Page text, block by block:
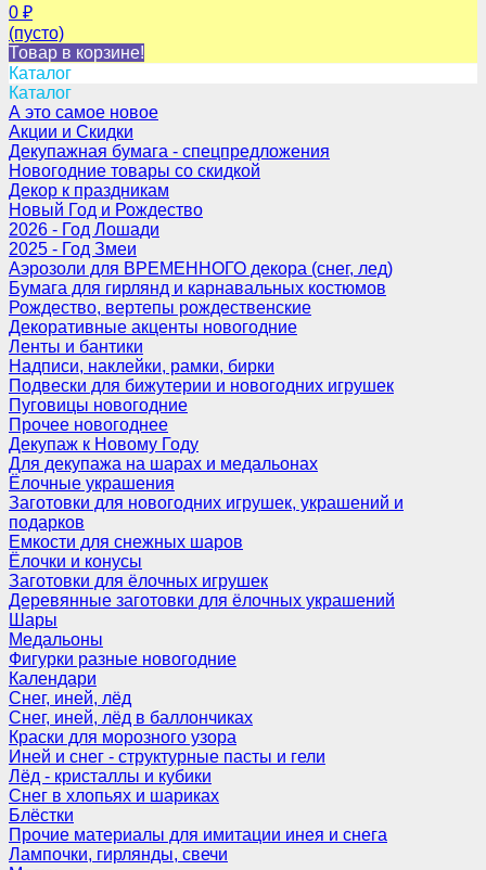
0 ₽
(пусто)
Товар в корзине!
Каталог
Каталог
А это самое новое
Акции и Скидки
Декупажная бумага - спецпредложения
Новогодние товары со скидкой
Декор к праздникам
Новый Год и Рождество
2026 - Год Лошади
2025 - Год Змеи
Аэрозоли для ВРЕМЕННОГО декора (снег, лед)
Бумага для гирлянд и карнавальных костюмов
Рождество, вертепы рождественские
Декоративные акценты новогодние
Ленты и бантики
Надписи, наклейки, рамки, бирки
Подвески для бижутерии и новогодних игрушек
Пуговицы новогодние
Прочее новогоднее
Декупаж к Новому Году
Для декупажа на шарах и медальонах
Ёлочные украшения
Заготовки для новогодних игрушек, украшений и
подарков
Емкости для снежных шаров
Ёлочки и конусы
Заготовки для ёлочных игрушек
Деревянные заготовки для ёлочных украшений
Шары
Медальоны
Фигурки разные новогодние
Календари
Снег, иней, лёд
Снег, иней, лёд в баллончиках
Краски для морозного узора
Иней и снег - структурные пасты и гели
Лёд - кристаллы и кубики
Снег в хлопьях и шариках
Блёстки
Прочие материалы для имитации инея и снега
Лампочки, гирлянды, свечи